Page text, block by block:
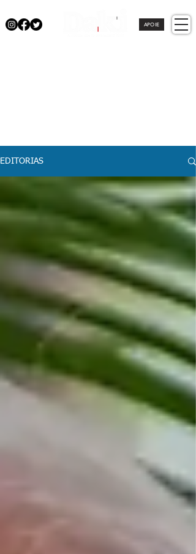
APOIE
EDITORIAS